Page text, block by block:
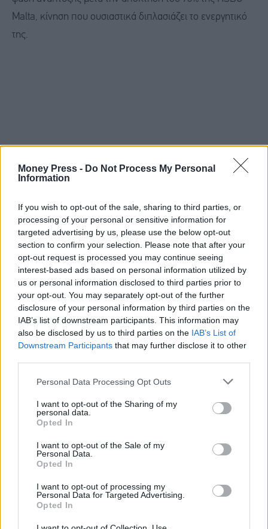
Money Press - Do Not Process My Personal
Information
If you wish to opt-out of the sale, sharing to third parties, or
processing of your personal or sensitive information for
targeted advertising by us, please use the below opt-out
section to confirm your selection. Please note that after your
opt-out request is processed you may continue seeing
interest-based ads based on personal information utilized by
us or personal information disclosed to third parties prior to
your opt-out. You may separately opt-out of the further
disclosure of your personal information by third parties on the
IAB’s list of downstream participants. This information may
also be disclosed by us to third parties on the IAB’s List of
Downstream Participants that may further disclose it to other
Personal Data Processing Opt Outs
I want to opt-out of the Sharing of my
personal data.
Opted In
I want to opt-out of the Sale of my
Personal Data.
Opted In
I want to opt-out of processing my
Personal Data for Targeted Advertising.
Opted In
Malta, κίνηση που ουσιαστικά διπλασιάζει το ενεργητικό
της.